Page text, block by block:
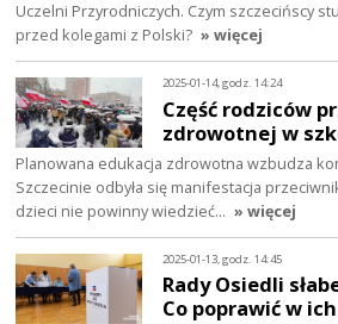
Uczelni Przyrodniczych. Czym szczecińscy
przed kolegami z Polski? » więcej
2025-01-14, godz. 14:24
Część rodziców
zdrowotnej w
Planowana edukacja zdrowotna wzbudza
Szczecinie odbyła się manifestacja
dzieci nie powinny wiedzieć… » więcej
2025-01-13, godz. 14:45
Rady Osiedli
Co poprawić w